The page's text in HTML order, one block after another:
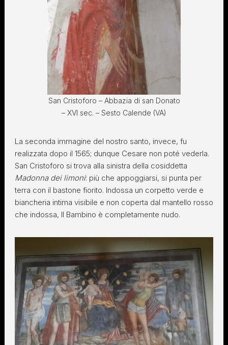
San Cristoforo – Abbazia di san Donato
– XVI sec. – Sesto Calende (VA)
La seconda immagine del nostro santo, invece, fu
realizzata dopo il 1565; dunque Cesare non poté vederla.
San Cristoforo si trova alla sinistra della cosiddetta
Madonna dei limoni: più che appoggiarsi, si punta per
terra con il bastone fiorito. Indossa un corpetto verde e
biancheria intima visibile e non coperta dal mantello rosso
che indossa, Il Bambino è completamente nudo.